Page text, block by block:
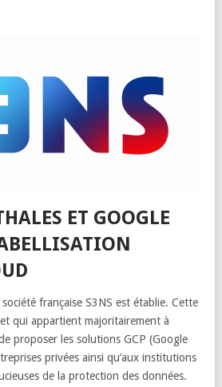
ET GOOGLE
française S3NS est établie. Cette
qui appartient majoritairement à
proposer les solutions GCP (Google
privées ainsi qu’aux institutions
de la protection des données.